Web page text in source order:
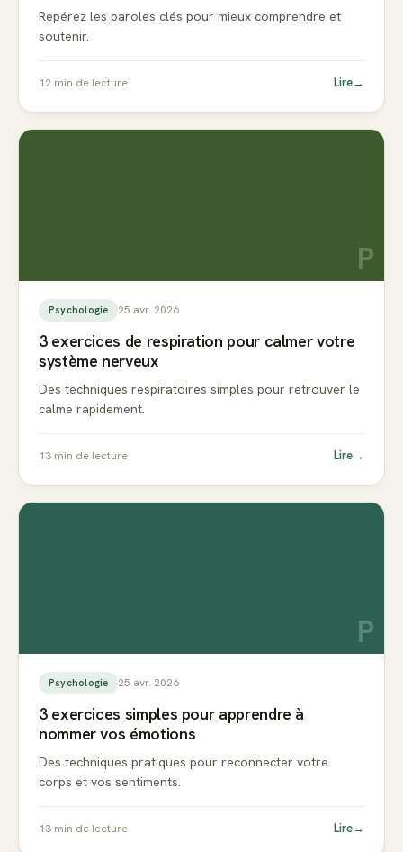
Repérez les paroles clés pour mieux comprendre et
soutenir.
12 min de lecture Lire→
P
Psychologie 25 avr. 2026
3 exercices de respiration pour calmer votre
système nerveux
Des techniques respiratoires simples pour retrouver le
calme rapidement.
13 min de lecture Lire→
P
Psychologie 25 avr. 2026
3 exercices simples pour apprendre à
nommer vos émotions
Des techniques pratiques pour reconnecter votre
corps et vos sentiments.
13 min de lecture Lire→